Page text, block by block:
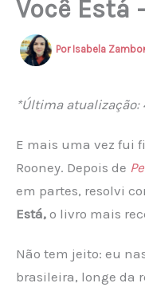
Você Está
Por Isabela
*Última atualização:
E mais uma vez fui
Rooney. Depois de
em partes, resolvi
Está, o livro mais
Não tem jeito: eu
brasileira, longe da